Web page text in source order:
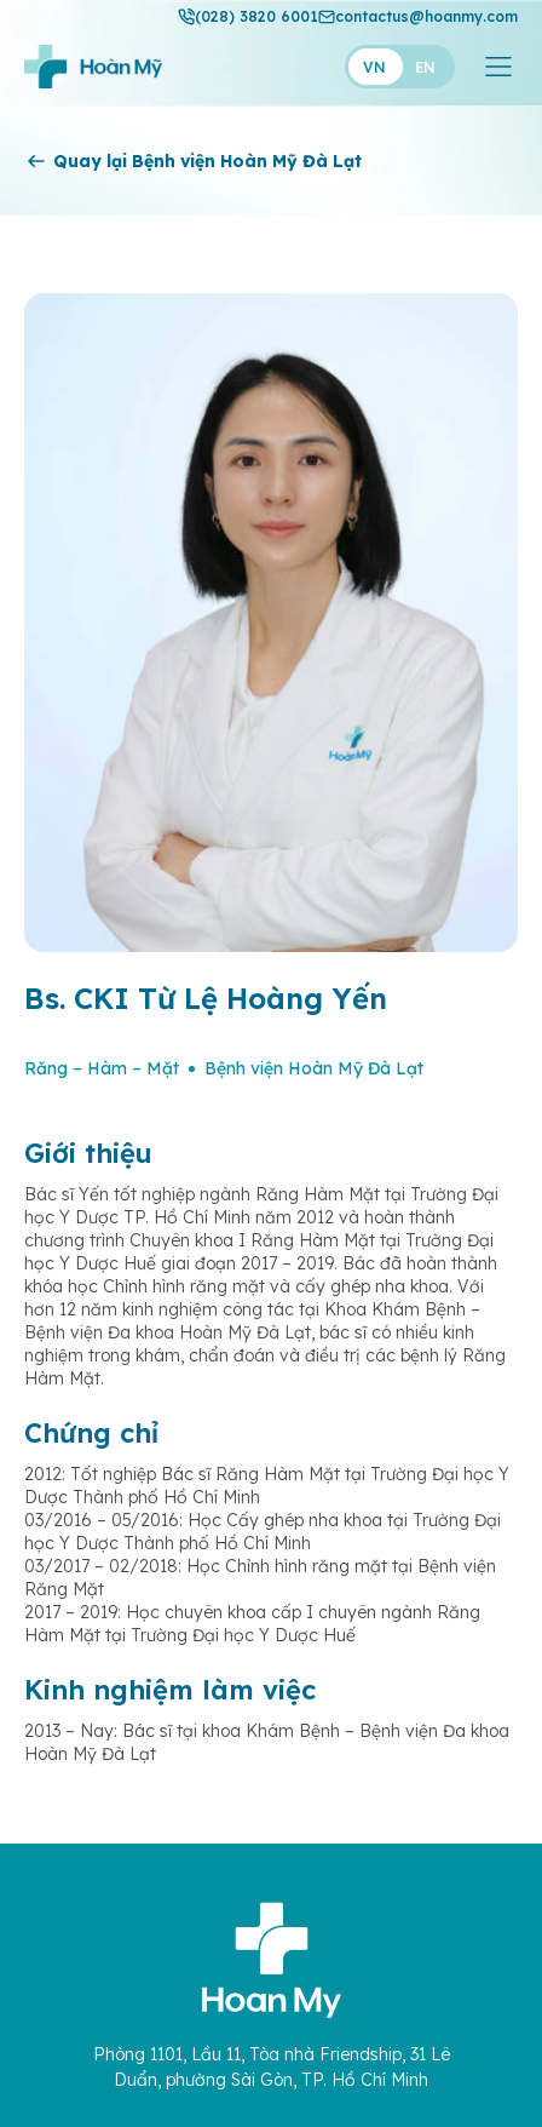
(028) 3820 6001 contactus@hoanmy.com
VN EN
Hoàn Mỹ
Thuận Mỹ
Quay lại Bệnh viện Hoàn Mỹ Đà Lạt
Bs. CKI Từ Lệ Hoàng Yến
Răng – Hàm – Mặt Bệnh viện Hoàn Mỹ Đà Lạt
Giới thiệu
Bác sĩ Yến tốt nghiệp ngành Răng Hàm Mặt tại Trường Đại
học Y Dược TP. Hồ Chí Minh năm 2012 và hoàn thành
chương trình Chuyên khoa I Răng Hàm Mặt tại Trường Đại
học Y Dược Huế giai đoạn 2017 – 2019. Bác đã hoàn thành
khóa học Chỉnh hình răng mặt và cấy ghép nha khoa. Với
hơn 12 năm kinh nghiệm công tác tại Khoa Khám Bệnh –
Bệnh viện Đa khoa Hoàn Mỹ Đà Lạt, bác sĩ có nhiều kinh
nghiệm trong khám, chẩn đoán và điều trị các bệnh lý Răng
Hàm Mặt.
Chứng chỉ
2012: Tốt nghiệp Bác sĩ Răng Hàm Mặt tại Trường Đại học Y
Dược Thành phố Hồ Chí Minh
03/2016 – 05/2016: Học Cấy ghép nha khoa tại Trường Đại
học Y Dược Thành phố Hồ Chí Minh
03/2017 – 02/2018: Học Chỉnh hình răng mặt tại Bệnh viện
Răng Mặt
2017 – 2019: Học chuyên khoa cấp I chuyên ngành Răng
Hàm Mặt tại Trường Đại học Y Dược Huế
Kinh nghiệm làm việc
2013 – Nay: Bác sĩ tại khoa Khám Bệnh – Bệnh viện Đa khoa
Hoàn Mỹ Đà Lạt
Phòng 1101, Lầu 11, Tòa nhà Friendship, 31 Lê
Duẩn, phường Sài Gòn, TP. Hồ Chí Minh